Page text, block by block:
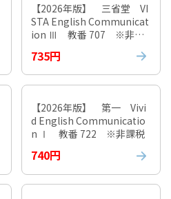
【2026年版】 三省堂 VI
STA English Communicat
ion Ⅲ 教番 707 ※非課
735円
【2026年版】 第一 Vivi
d English Communicatio
n Ⅰ 教番 722 ※非課税
740円